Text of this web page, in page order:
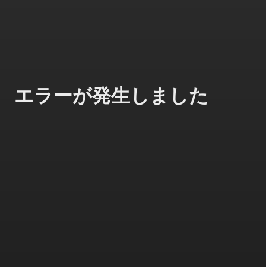
エラーが発生しました